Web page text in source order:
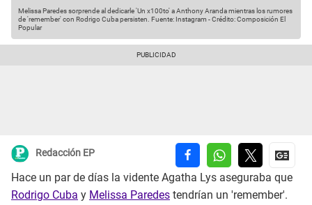
Melissa Paredes sorprende al dedicarle 'Un x100to' a Anthony Aranda mientras los rumores
de 'remember' con Rodrigo Cuba persisten. Fuente: Instagram -Crédito: Composición El
Popular
Redacción EP
Hace un par de días la vidente Agatha Lys aseguraba que
Rodrigo Cuba y Melissa Paredes tendrían un 'remember'.